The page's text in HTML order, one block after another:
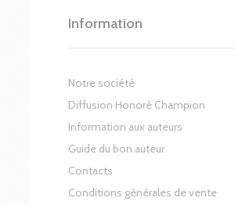
Information
Notre société
Diffusion Honoré Champion
Information aux auteurs
Guide du bon auteur
Contacts
Conditions générales de vente